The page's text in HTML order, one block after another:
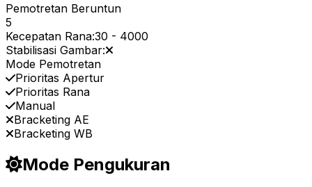
Pemotretan Beruntun
5
Kecepatan Rana:30 - 4000
Stabilisasi Gambar:
Mode Pemotretan
Prioritas Apertur
Prioritas Rana
Manual
Bracketing AE
Bracketing WB
Mode Pengukuran